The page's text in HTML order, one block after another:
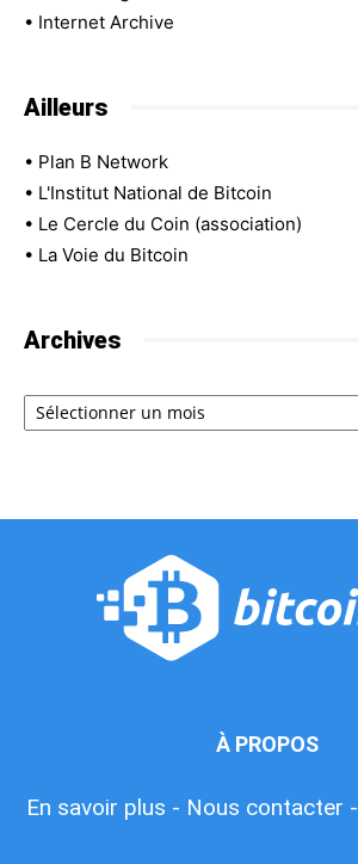
• Internet Archive
Ailleurs
• Plan B Network
• L'Institut National de Bitcoin
• Le Cercle du Coin (association)
• La Voie du Bitcoin
Archives
Archives
À PROPOS
En savoir plus - Nous contacter -